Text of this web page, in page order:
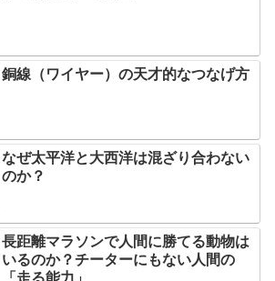
銅線（ワイヤー）の天才的なつなげ方
なぜ太平洋と大西洋は混ざり合わない
のか？
長距離マラソンで人間に勝てる動物は
いるのか？チーターにもない人間の